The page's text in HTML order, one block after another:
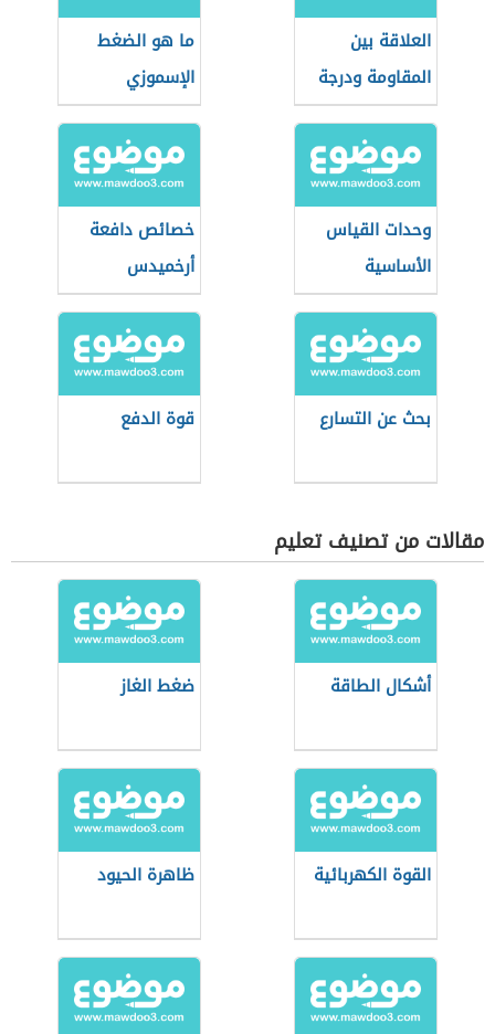
العلاقة بين
المقاومة ودرجة
الحرارة
ما هو الضغط
الإسموزي
وحدات القياس
الأساسية
خصائص دافعة
أرخميدس
بحث عن التسارع قوة الدفع
مقالات من تصنيف تعليم
أشكال الطاقة ضغط الغاز
القوة الكهربائية ظاهرة الحيود